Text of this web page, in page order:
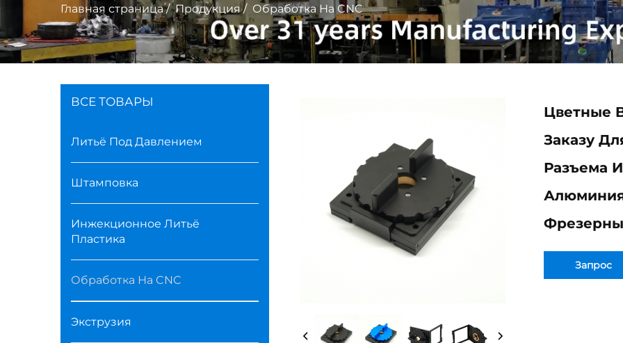
Главная страница/Продукция/ Обработка На CNC
ВСЕ ТОВАРЫ
Литьё Под Давлением
Штамповка
Инжекционное Литьё
Пластика
Обработка На CNC
Экструзия
Цветные
Заказу
Разъема
Запрос